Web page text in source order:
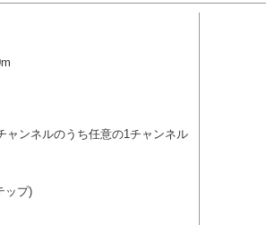
ャンネルのうち任意の1チャンネル
ップ)